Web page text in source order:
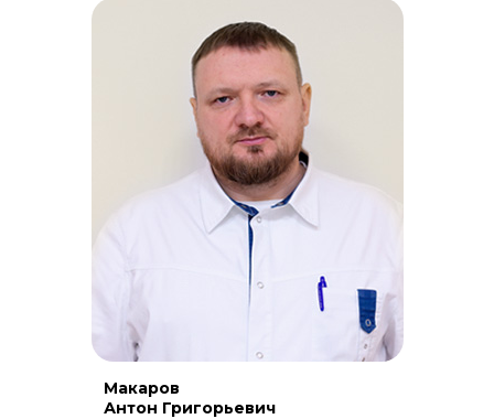
Макаров
Антон Григорьевич